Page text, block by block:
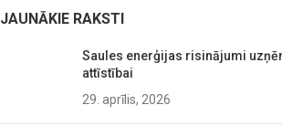
JAUNĀKIE RAKSTI
Saules enerģijas risinājumi
attīstībai
29. aprīlis, 2026